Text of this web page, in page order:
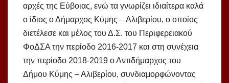
αρχές της Εύβοιας, ενώ τα γνωρίζει ιδιαίτερα καλά
ο ίδιος ο Δήμαρχος Κύμης – Αλιβερίου, ο οποίος
διετέλεσε και μέλος του Δ.Σ. του Περιφερειακού
ΦοΔΣΑ την περίοδο 2016-2017 και στη συνέχεια
την περίοδο 2018-2019 ο Αντιδήμαρχος του
Δήμου Κύμης – Αλιβερίου, συνδιαμορφώνοντας